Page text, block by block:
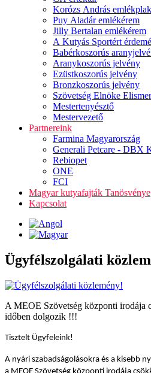
Korózs András
Puy Aladár emlékérem
Jilly Bertalan emlékérem
A Kutyás Sportért
Babérkoszorús
Aranykoszorús jelvény
Ezüstkoszorús jelvény
Bronzkoszorús jelvény
Szövetség Elnöke
Mestertenyésztő
Mestervezető
Partnereink
Farmina Magyarország
Generali Petcare - DBX
Rebiopet
ONE
FCI
Magyar kutyafajták Tanösvénye
Kapcsolat
Ügyfélszolgálati
A MEOE Szövetség központi irodája
időben dolgozik !!!
Tisztelt Ügyfeleink!
A nyári szabadságolásokra és a kisebb